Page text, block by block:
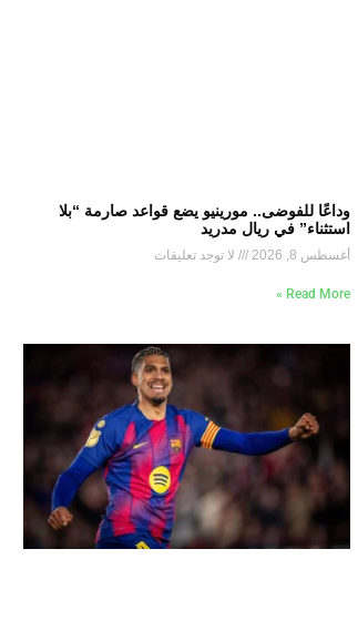
وداعًا للفوضى.. مورينيو يضع قواعد صارمة “بلا
استثناء” في ريال مدريد
أغسطس 8, 2026 لا توجد تعليقات
Read More »